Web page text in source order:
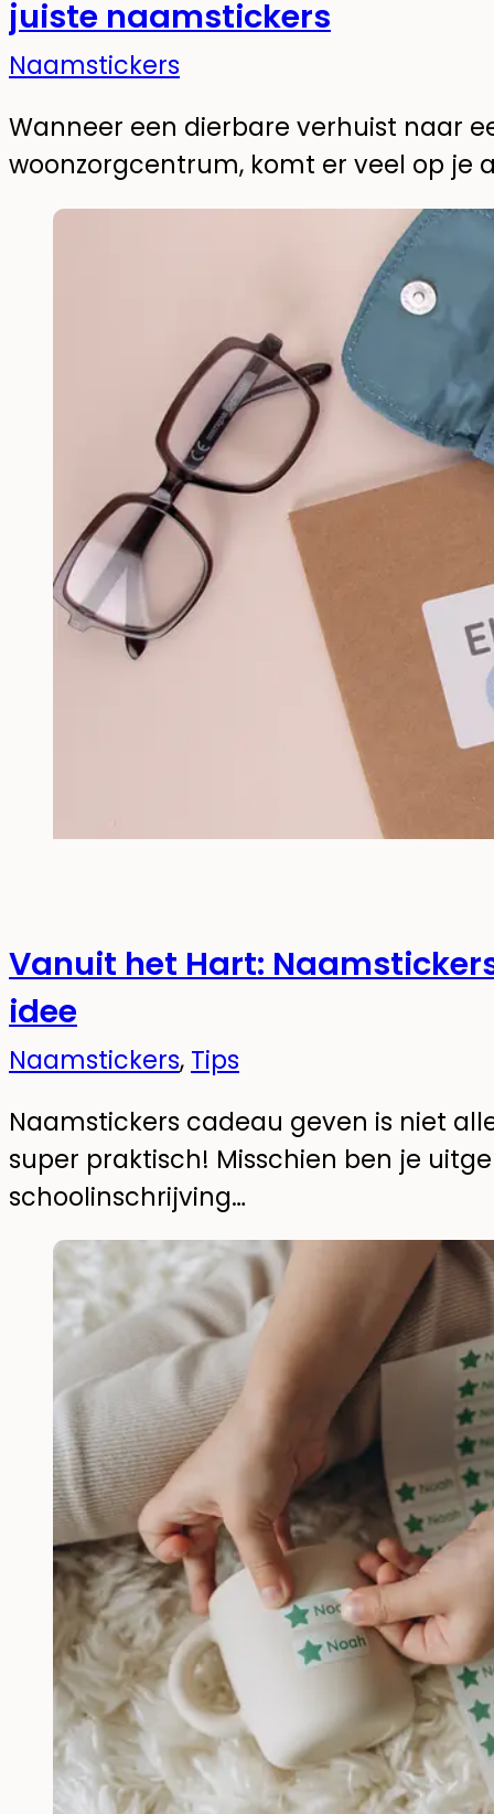
juiste naamstickers
Naamstickers
Wanneer een dierbare verhuist naar
woonzorgcentrum, komt er veel op je
Vanuit het Hart:
idee
Naamstickers, Tips
Naamstickers cadeau geven is niet
super praktisch! Misschien ben je
schoolinschrijving…